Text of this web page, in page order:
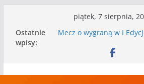
treści
piątek, 7 sierpnia,
Ostatnie
wpisy:
Mecz o wygraną w I
Nasze piłkarskie
Kolejne gry kontrolne